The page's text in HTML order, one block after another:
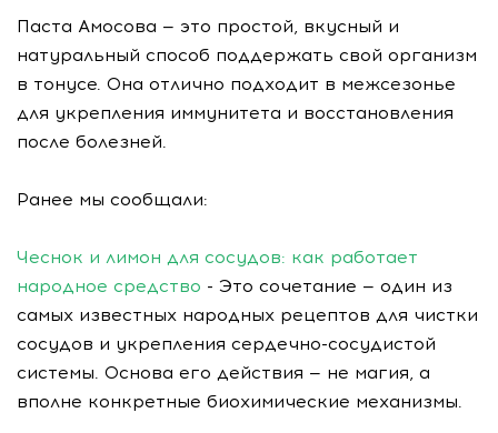
Паста Амосова — это простой, вкусный и
натуральный способ поддержать свой организм
в тонусе. Она отлично подходит в межсезонье
для укрепления иммунитета и восстановления
после болезней.
Ранее мы сообщали:
Чеснок и лимон для сосудов: как работает
народное средство - Это сочетание — один из
самых известных народных рецептов для чистки
сосудов и укрепления сердечно-сосудистой
системы. Основа его действия — не магия, а
вполне конкретные биохимические механизмы.